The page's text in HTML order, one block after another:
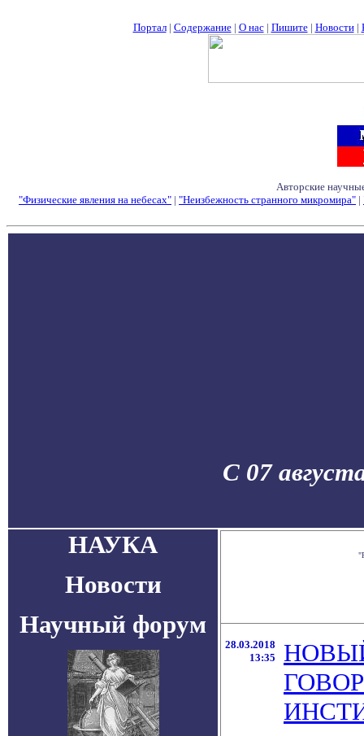
Портал| Содержание| О нас| Пишите| Новости|
Авторские
"Физические явления на небесах" | "Неизбежность странного микромира" |
С 07
НАУКА
Новости
Научный форум
28.03.2018
13:35